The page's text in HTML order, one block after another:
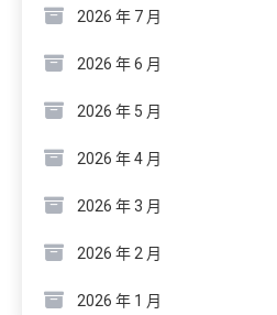
2026 年 7 月
2026 年 6 月
2026 年 5 月
2026 年 4 月
2026 年 3 月
2026 年 2 月
2026 年 1 月